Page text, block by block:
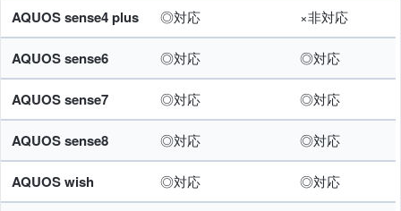
AQUOS sense4 plus ◎対応 ×非対応
AQUOS sense6 ◎対応 ◎対応
AQUOS sense7 ◎対応 ◎対応
AQUOS sense8 ◎対応 ◎対応
AQUOS wish ◎対応 ◎対応